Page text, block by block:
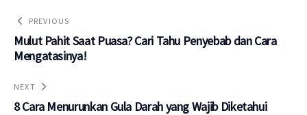
PREVIOUS
Mulut Pahit Saat Puasa? Cari Tahu Penyebab dan Cara
Mengatasinya!
NEXT
8 Cara Menurunkan Gula Darah yang Wajib Diketahui